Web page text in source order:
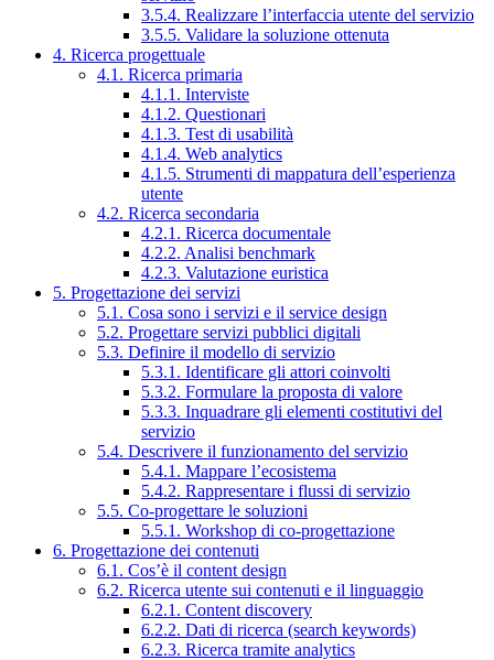
3.5.4. Realizzare l’interfaccia utente del servizio
3.5.5. Validare la soluzione ottenuta
4. Ricerca progettuale
4.1. Ricerca primaria
4.1.1. Interviste
4.1.2. Questionari
4.1.3. Test di usabilità
4.1.4. Web analytics
4.1.5. Strumenti di mappatura dell’esperienza
utente
4.2. Ricerca secondaria
4.2.1. Ricerca documentale
4.2.2. Analisi benchmark
4.2.3. Valutazione euristica
5. Progettazione dei servizi
5.1. Cosa sono i servizi e il service design
5.2. Progettare servizi pubblici digitali
5.3. Definire il modello di servizio
5.3.1. Identificare gli attori coinvolti
5.3.2. Formulare la proposta di valore
5.3.3. Inquadrare gli elementi costitutivi del
servizio
5.4. Descrivere il funzionamento del servizio
5.4.1. Mappare l’ecosistema
5.4.2. Rappresentare i flussi di servizio
5.5. Co-progettare le soluzioni
5.5.1. Workshop di co-progettazione
6. Progettazione dei contenuti
6.1. Cos’è il content design
6.2. Ricerca utente sui contenuti e il linguaggio
6.2.1. Content discovery
6.2.2. Dati di ricerca (search keywords)
6.2.3. Ricerca tramite analytics